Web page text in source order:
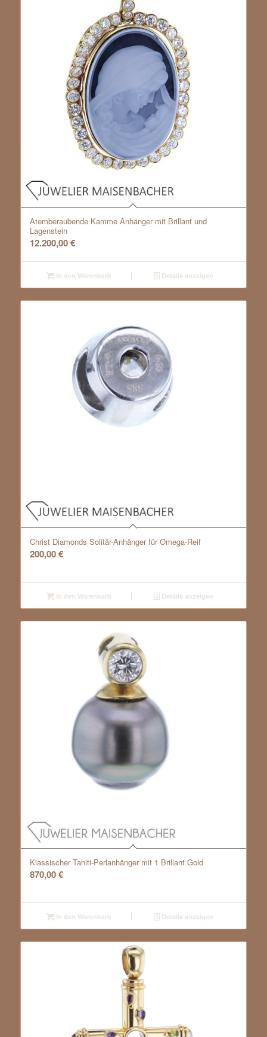
Atemberaubende Kamme Anhänger mit Brillant und
Lagenstein
12.200,00€
In den Warenkorb Details anzeigen
Christ Diamonds Solitär-Anhänger für Omega-Reif
200,00€
In den Warenkorb Details anzeigen
Klassischer Tahiti-Perlanhänger mit 1 Brillant Gold
870,00€
In den Warenkorb Details anzeigen